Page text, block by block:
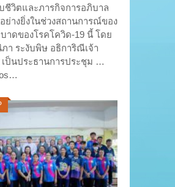
ชีวิตและภารกิจการอภิบาล
ย่างยิ่งในช่วงสถานการณ์ของ
าดของโรคโควิด-19 นี้ โดย
า ระงับพิษ อธิการิณีเจ้า
ป็นประธานการประชุม …